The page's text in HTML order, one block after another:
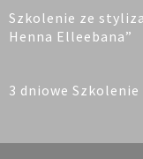
Szkolenie ze
Henna Elleebana”
3 dniowe Szkolenie